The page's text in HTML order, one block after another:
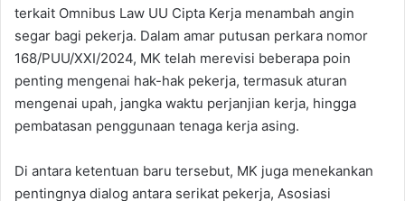
terkait Omnibus Law UU Cipta Kerja menambah angin
segar bagi pekerja. Dalam amar putusan perkara nomor
168/PUU/XXI/2024, MK telah merevisi beberapa poin
penting mengenai hak-hak pekerja, termasuk aturan
mengenai upah, jangka waktu perjanjian kerja, hingga
pembatasan penggunaan tenaga kerja asing.
Di antara ketentuan baru tersebut, MK juga menekankan
pentingnya dialog antara serikat pekerja, Asosiasi